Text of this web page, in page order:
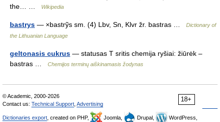
the… …
Wikipedia
bastrys — ×bastrỹs sm. (4) Lbv, Sn, Klvr žr. bastras …
Dictionary of
the Lithuanian Language
geltonasis cukrus — statusas T sritis chemija ryšiai: žiūrėk –
bastras …
Chemijos terminų aiškinamasis žodynas
18+
© Academic, 2000-2026
Contact us: Technical Support Advertising
Dictionaries export , created on PHP, Joomla, Drupal,
WordPress,